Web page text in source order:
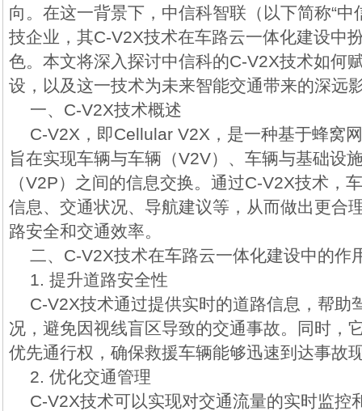
向。在这一背景下，中信科智联（以下简称“中
技企业，其C-V2X技术在车路云一体化建设中
色。本文将深入探讨中信科的C-V2X技术如何
设，以及这一技术为未来智能交通带来的深远
一、C-V2X技术概述
C-V2X，即Cellular V2X，是一种基于蜂窝
旨在实现车辆与车辆（V2V）、车辆与基础设
（V2P）之间的信息交换。通过C-V2X技术，
信息、交通状况、导航建议等，从而做出更合
路安全和交通效率。
二、C-V2X技术在车路云一体化建设中的作
1. 提升道路安全性
C-V2X技术通过提供实时的道路信息，帮助
况，避免因视线盲区导致的交通事故。同时，
优先通行权，确保救援车辆能够迅速到达事故
2. 优化交通管理
C-V2X技术可以实现对交通流量的实时监控